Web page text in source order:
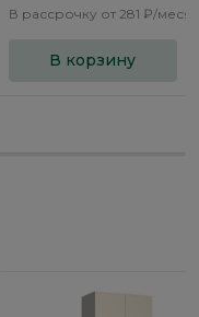
В рассрочку от 281 ₽/
В корзину